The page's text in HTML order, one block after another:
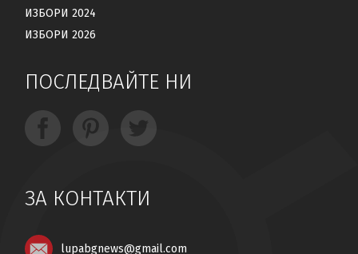
ИЗБОРИ 2024
ИЗБОРИ 2026
ПОСЛЕДВАЙТЕ НИ
ЗА КОНТАКТИ
lupabgnews@gmail.com